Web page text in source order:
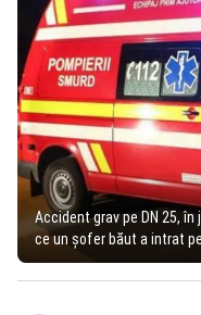
Accident grav pe DN 25,
ce un șofer băut a intrat